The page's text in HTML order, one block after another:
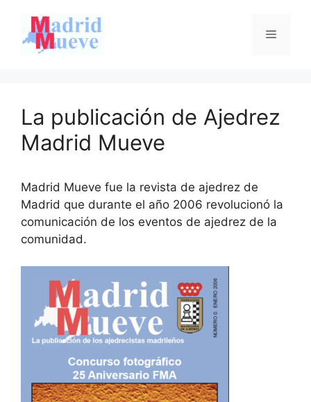
contenido
Menú
La publicación de Ajedrez
Madrid Mueve
Madrid Mueve fue la revista de ajedrez de
Madrid que durante el año 2006 revolucionó la
comunicación de los eventos de ajedrez de la
comunidad.